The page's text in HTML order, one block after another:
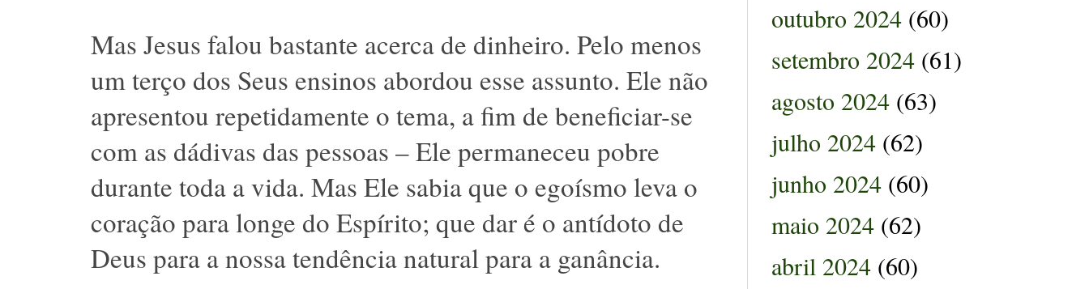
Mas Jesus falou bastante acerca de dinheiro. Pelo menos
um terço dos Seus ensinos abordou esse assunto. Ele não
apresentou repetidamente o tema, a fim de beneficiar-se
com as dádivas das pessoas – Ele permaneceu pobre
durante toda a vida. Mas Ele sabia que o egoísmo leva o
coração para longe do Espírito; que dar é o antídoto de
Deus para a nossa tendência natural para a ganância.
outubro 2024 (60)
setembro 2024 (61)
agosto 2024 (63)
julho 2024 (62)
junho 2024 (60)
maio 2024 (62)
abril 2024 (60)